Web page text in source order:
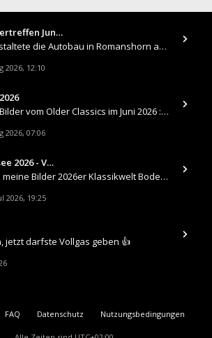
Jun…
Hallo , Im Juni veranstaltete die Autobau in Romanshorn auf ihrem Gelände ein kleines Youngtimertreffen : https://up.
2026, 12:10
​Hallo , Hier sind die Bilder vom Older Classics im Juni 2026 : https://up.picr.de/51155940wd.jpg https://up.pic
2026, 07:06
2026 - V…
Hallo , Hier sind nun meine Bilder 2026er Klassikwelt Bodensee 😀 https://up.picr.de/51125547rb.jpg https://up.pi
2026, 19:25
jetzt darfste Vollgas geben 👍
FAQ Datenschutz Nutzungsbedingungen